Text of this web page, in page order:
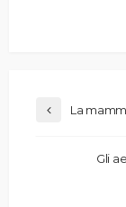
La
Gli